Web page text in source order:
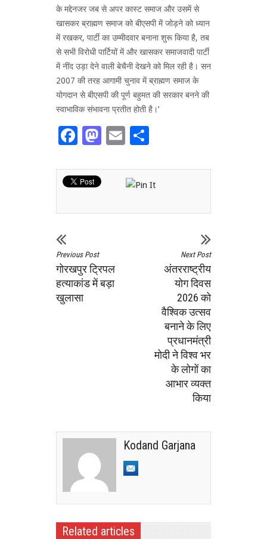
के मद्देनजर जब से अपर कास्ट समाज और उसमें से
खासकर ब्राह्मण समाज को बीएसपी में जोड़ने को ध्यान
में रखकर, पार्टी का उम्मीदवार बनाना शुरू किया है, तब
से सभी विरोधी पार्टियों में और खासकर समाजवादी पार्टी
में नींद उड़ा देने वाली बेचैनी देखने को मिल रही है। सन
2007 की तरह आगामी चुनाव में ब्राह्मण समाज के
योगदान से बीएसपी की पूर्ण बहुमत की सरकार बनने की
स्वाभाविक संभावना प्रतीत होती है।’
Facebook
Mastodon
Email
Previous Post
गोरखपुर ट्रिपल
हत्याकांड में बड़ा
खुलासा
Next Post
अंतरराष्ट्रीय
योग दिवस
2026 को
वैश्विक उत्सव
बनाने के लिए
प्रधानमंत्री
मोदी ने विश्व भर
के लोगों का
आभार व्यक्त
किया
Kodand Garjana
Related articles